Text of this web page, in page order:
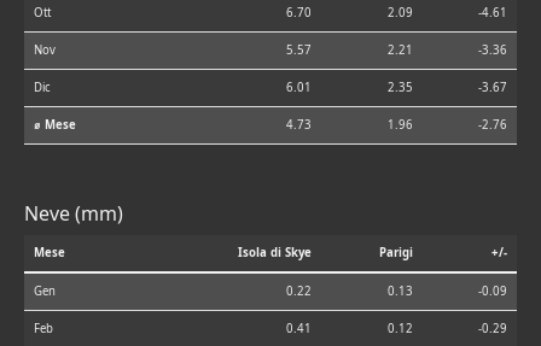
Ott 6.70 2.09 -4.61
Nov 5.57 2.21 -3.36
Dic 6.01 2.35 -3.67
⌀ Mese 4.73 1.96 -2.76
Neve (mm)
Mese Isola di Skye Parigi +/-
Gen 0.22 0.13 -0.09
Feb 0.41 0.12 -0.29